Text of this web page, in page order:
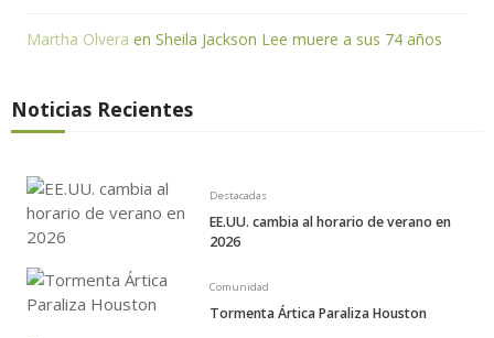
Martha Olvera en Sheila Jackson Lee muere a sus 74 años
Noticias Recientes
Destacadas
EE.UU. cambia al horario de verano en
2026
Comunidad
Tormenta Ártica Paraliza Houston